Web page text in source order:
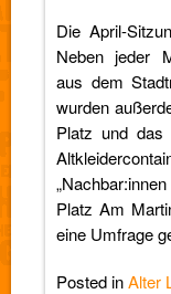
Die April-
Neben jeder
aus dem
wurden
Platz und das
Platz Am
eine Umfrage
Posted inAlter